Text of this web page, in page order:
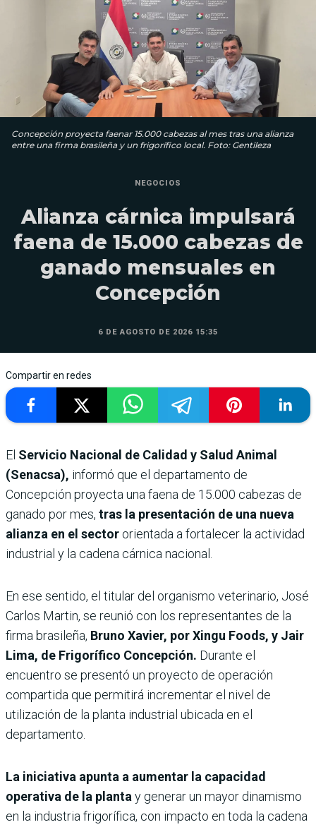
Concepción proyecta faenar 15.000 cabezas al mes tras una alianza
entre una firma brasileña y un frigorífico local. Foto: Gentileza
NEGOCIOS
Alianza cárnica impulsará
faena de 15.000 cabezas de
ganado mensuales en
Concepción
6 DE AGOSTO DE 2026 15:35
Compartir en redes
El Servicio Nacional de Calidad y Salud Animal
(Senacsa), informó que el departamento de
Concepción proyecta una faena de 15.000 cabezas de
ganado por mes, tras la presentación de una nueva
alianza en el sector orientada a fortalecer la actividad
industrial y la cadena cárnica nacional.
En ese sentido, el titular del organismo veterinario, José
Carlos Martin, se reunió con los representantes de la
firma brasileña, Bruno Xavier, por Xingu Foods, y Jair
Lima, de Frigorífico Concepción. Durante el
encuentro se presentó un proyecto de operación
compartida que permitirá incrementar el nivel de
utilización de la planta industrial ubicada en el
departamento.
La iniciativa apunta a aumentar la capacidad
operativa de la planta y generar un mayor dinamismo
en la industria frigorífica, con impacto en toda la cadena